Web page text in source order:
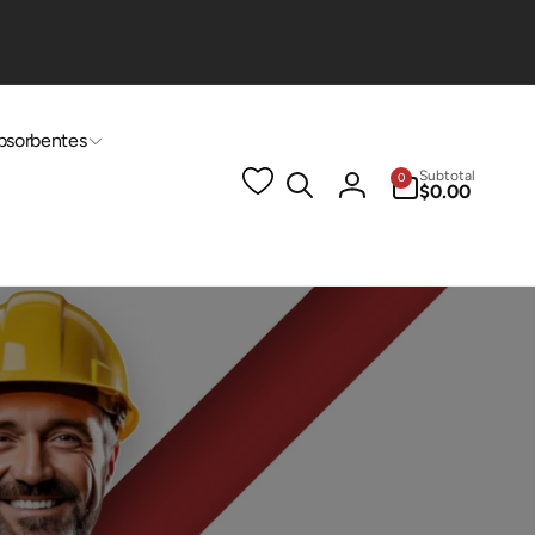
Iniciar
0
artículos
Subtotal
$0.00